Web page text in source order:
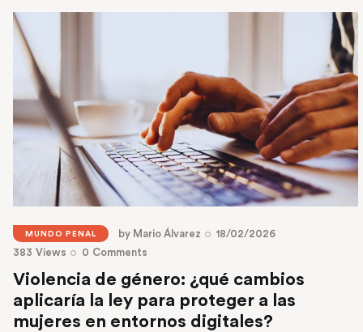
MUNDO PENAL by Mario Álvarez
18/02/2026
383 Views 0 Comments
Violencia de género: ¿qué cambios
aplicaría la ley para proteger a las
mujeres en entornos digitales?